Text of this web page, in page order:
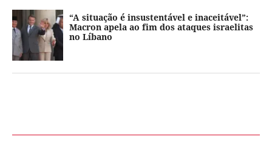
“A situação é insustentável e inaceitável”:
Macron apela ao fim dos ataques israelitas
no Líbano